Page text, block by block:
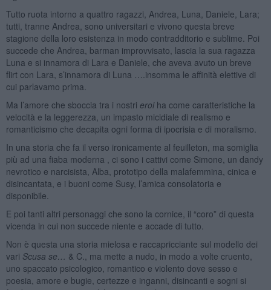
Tutto ruota intorno a quattro ragazzi, Andrea, Luna, Daniele, Lara;
tutti, tranne Andrea, sono universitari e vivono questa breve
stagione della loro esistenza in modo contradditorio e sublime. Poi
succede che Andrea, barman improvvisato, lascia la sua ragazza
Luna e si innamora di Lara e Daniele, che aveva avuto un breve
flirt con Lara, s’innamora di Luna ….insomma le affinità elettive di
cui parlavamo prima.
Ma l’amore che sboccia tra i nostri eroiha come caratteristiche la
velocità e la leggerezza, un impasto micidiale di realismo e
romanticismo che decapita ogni forma di ipocrisia e di moralismo.
In una storia che fa il verso ironicamente al feuilleton, ma somiglia
più ad una fiaba moderna , ci sono i cattivi come Simone, un dandy
nevrotico e narcisista, Alba, prototipo della malafemmina, cinica e
disincantata, e i buoni come Susy, l’amica consolatoria e
disponibile.
E poi tanti altri personaggi che sono la cornice, il “coro” di questa
vicenda in cui non succede niente e accade di tutto.
Non è questa una storia mielosa e raccapricciante sul modello dei
vari Scusa se… & C., ma mette a nudo, in modo a volte cruento,
uno spaccato psicologico, romantico e violento dove sesso e
poesia, amore e bugie, certezze e inganni, disincanti e sogni si